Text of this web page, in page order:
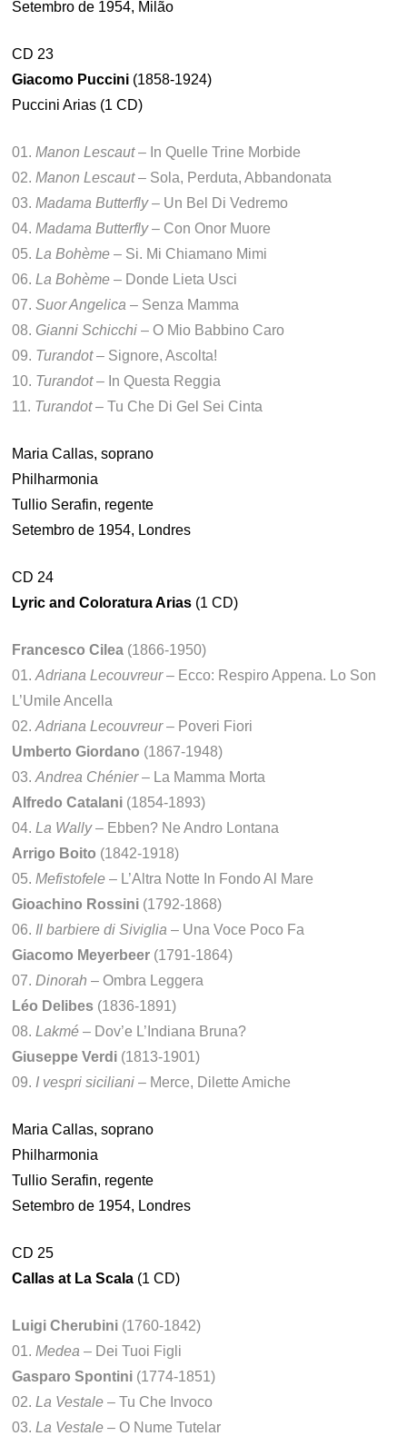
Setembro de 1954, Milão
CD 23
Giacomo Puccini (1858-1924)
Puccini Arias (1 CD)
01.Manon Lescaut– In Quelle Trine Morbide
02.Manon Lescaut– Sola, Perduta, Abbandonata
03.Madama Butterfly– Un Bel Di Vedremo
04.Madama Butterfly– Con Onor Muore
05.La Bohème – Si. Mi Chiamano Mimi
06.La Bohème – Donde Lieta Usci
07.Suor Angelica – Senza Mamma
08. Gianni Schicchi – O Mio Babbino Caro
09. Turandot– Signore, Ascolta!
10. Turandot– In Questa Reggia
11. Turandot– Tu Che Di Gel Sei Cinta
Maria Callas, soprano
Philharmonia
Tullio Serafin, regente
Setembro de 1954, Londres
CD 24
Lyric and Coloratura Arias (1 CD)
Francesco Cilea (1866-1950)
01.Adriana Lecouvreur– Ecco: Respiro Appena. Lo Son
L’Umile Ancella
02.Adriana Lecouvreur– Poveri Fiori
Umberto Giordano (1867-1948)
03.Andrea Chénier– La Mamma Morta
Alfredo Catalani (1854-1893)
04.La Wally– Ebben? Ne Andro Lontana
Arrigo Boito (1842-1918)
05.Mefistofele – L’Altra Notte In Fondo Al Mare
Gioachino Rossini (1792-1868)
06. Il barbiere di Siviglia – Una Voce Poco Fa
Giacomo Meyerbeer (1791-1864)
07.Dinorah – Ombra Leggera
Léo Delibes (1836-1891)
08.Lakmé – Dov’e L’Indiana Bruna?
Giuseppe Verdi (1813-1901)
09. I vespri siciliani – Merce, Dilette Amiche
Maria Callas, soprano
Philharmonia
Tullio Serafin, regente
Setembro de 1954, Londres
CD 25
Callas at La Scala (1 CD)
Luigi Cherubini (1760-1842)
01.Medea – Dei Tuoi Figli
Gasparo Spontini (1774-1851)
02.La Vestale – Tu Che Invoco
03.La Vestale – O Nume Tutelar